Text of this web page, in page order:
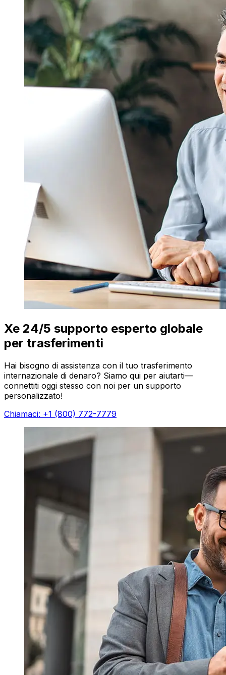
Xe 24/5 supporto esperto globale
per trasferimenti
Hai bisogno di assistenza con il tuo trasferimento
internazionale di denaro? Siamo qui per aiutarti—
connettiti oggi stesso con noi per un supporto
personalizzato!
Chiamaci: +1 (800) 772-7779